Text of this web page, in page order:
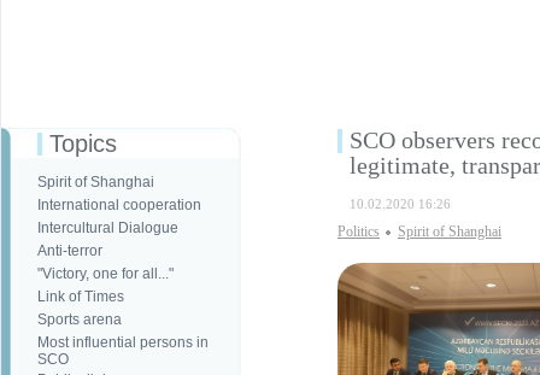
Topics
Spirit of Shanghai
International cooperation
Intercultural Dialogue
Anti-terror
"Victory, one for all..."
Link of Times
Sports arena
Most influential persons in
SCO
SCO observers
legitimate,
10.02.2020 16:26
Politics Spirit of Shanghai